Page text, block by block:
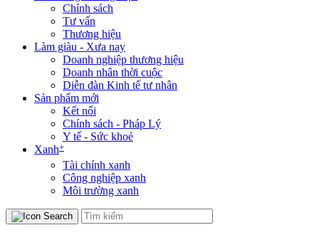
Chính sách
Tư vấn
Thương hiệu
Làm giàu - Xưa nay
Doanh nghiệp thương hiệu
Doanh nhân thời cuộc
Diễn đàn Kinh tế tư nhân
Sản phẩm mới
Kết nối
Chính sách - Pháp Lý
Y tế - Sức khoẻ
Xanh+
Tài chính xanh
Công nghiệp xanh
Môi trường xanh